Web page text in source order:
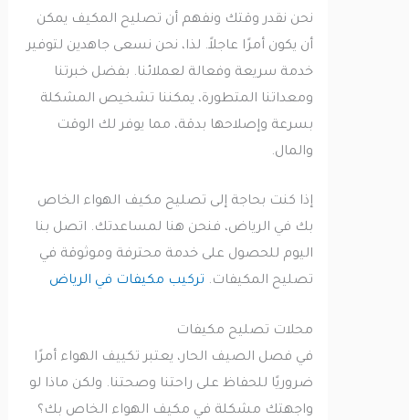
نحن نقدر وقتك ونفهم أن تصليح المكيف يمكن
أن يكون أمرًا عاجلاً. لذا، نحن نسعى جاهدين لتوفير
خدمة سريعة وفعالة لعملائنا. بفضل خبرتنا
ومعداتنا المتطورة، يمكننا تشخيص المشكلة
بسرعة وإصلاحها بدقة، مما يوفر لك الوقت
والمال.
إذا كنت بحاجة إلى تصليح مكيف الهواء الخاص
بك في الرياض، فنحن هنا لمساعدتك. اتصل بنا
اليوم للحصول على خدمة محترفة وموثوقة في
تصليح المكيفات.تركيب مكيفات في الرياض
محلات تصليح مكيفات
في فصل الصيف الحار، يعتبر تكييف الهواء أمرًا
ضروريًا للحفاظ على راحتنا وصحتنا. ولكن ماذا لو
واجهتك مشكلة في مكيف الهواء الخاص بك؟